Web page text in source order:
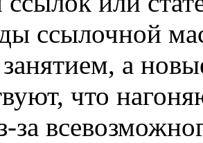
ссылочной
а
что
за